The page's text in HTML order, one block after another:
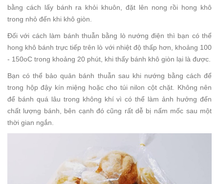
bằng cách lấy bánh ra khỏi khuôn, đặt lên nong rồi hong khô
trong nhỏ đến khi khô giòn.
Đối với cách làm bánh thuẫn bằng lò nướng điện thì bạn có thể
hong khô bánh trực tiếp trên lò với nhiệt độ thấp hơn, khoảng 100
- 150oC trong khoảng 20 phút, khi thấy bánh khô giòn lại là được.
Bạn có thể bảo quản bánh thuẫn sau khi nướng bằng cách để
trong hộp đậy kín miệng hoặc cho túi nilon cột chặt. Không nên
để bánh quá lâu trong không khí vì có thể làm ảnh hưởng đến
chất lượng bánh, bên cạnh đó cũng rất dễ bị nấm mốc sau một
thời gian ngắn.